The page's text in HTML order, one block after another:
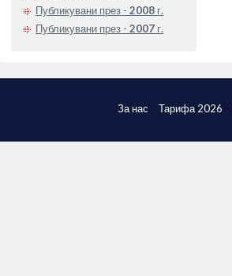
Публикувани през - 2008 г.
Публикувани през - 2007 г.
За нас Тарифа 2026